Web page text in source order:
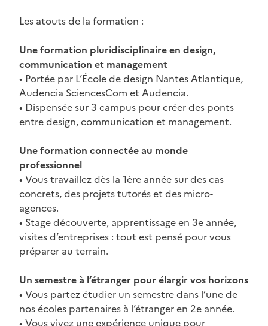
ur
Les atouts de la formation :
Une formation pluridisciplinaire en design,
communication et management
• Portée par L’École de design Nantes Atlantique,
Audencia SciencesCom et Audencia.
• Dispensée sur 3 campus pour créer des ponts
entre design, communication et management.
Une formation connectée au monde
professionnel
• Vous travaillez dès la 1ère année sur des cas
concrets, des projets tutorés et des micro-
agences.
• Stage découverte, apprentissage en 3e année,
visites d’entreprises : tout est pensé pour vous
préparer au terrain.
Un semestre à l’étranger pour élargir vos horizons
• Vous partez étudier un semestre dans l’une de
nos écoles partenaires à l’étranger en 2e année.
• Vous vivez une expérience unique pour